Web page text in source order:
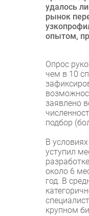
удалось
рынок
опытом,
Опрос
чем в 10
заявлено
подбор
В
уступил
около 6
год. В
крупном